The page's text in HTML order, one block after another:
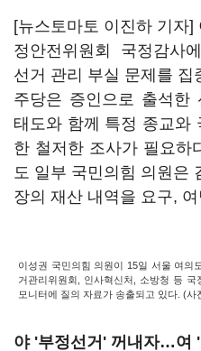
[뉴스토마토 이진하 기자
정안전위원회 국정감사
선거 관리 부실 문제를 집
주당은 증인으로 출석한
태도와 함께 특정 종교와
한 철저한 조사가 필요하
도 일부 국민의힘 의원은
장의 재산 내역을 요구,
이성권 국민의힘 의원이 15일 서울 여의
거관리위원회, 인사혁신처, 소방청 등
모니터에 질의 자료가 송출되고 있다. (사
야 '부정선거' 꺼내자…여 '